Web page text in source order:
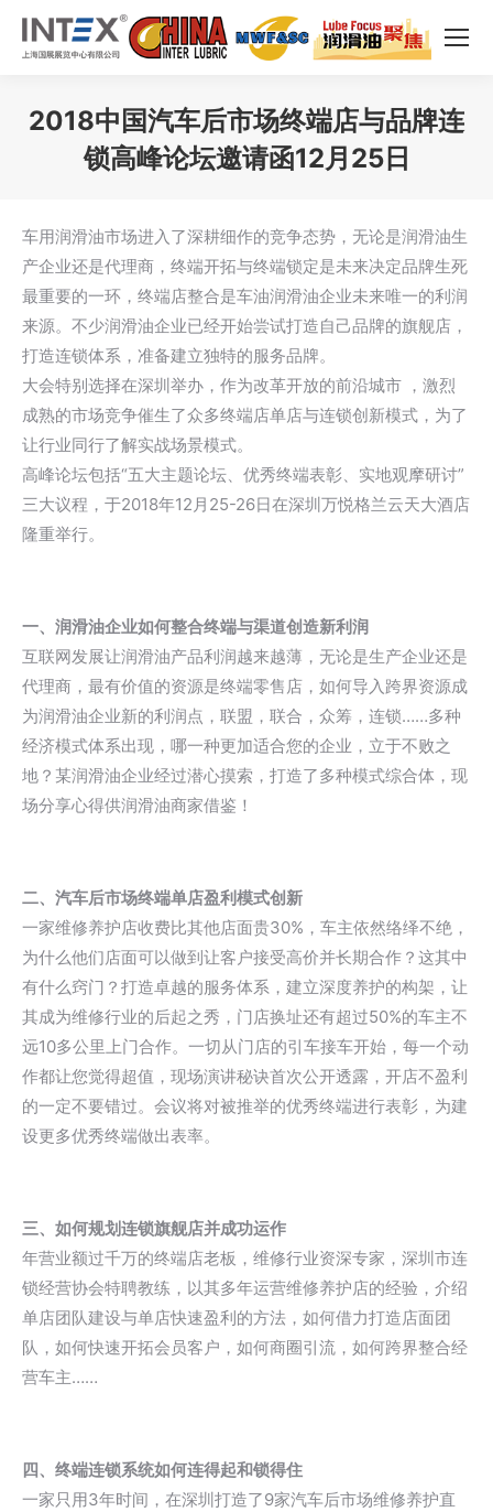
2018中国汽车后市场终端店与品牌连
锁高峰论坛邀请函12月25日
车用润滑油市场进入了深耕细作的竞争态势，无论是润滑油生
产企业还是代理商，终端开拓与终端锁定是未来决定品牌生死
最重要的一环，终端店整合是车油润滑油企业未来唯一的利润
来源。不少润滑油企业已经开始尝试打造自己品牌的旗舰店，
打造连锁体系，准备建立独特的服务品牌。
大会特别选择在深圳举办，作为改革开放的前沿城市 ，激烈
成熟的市场竞争催生了众多终端店单店与连锁创新模式，为了
让行业同行了解实战场景模式。
高峰论坛包括“五大主题论坛、优秀终端表彰、实地观摩研讨”
三大议程，于2018年12月25-26日在深圳万悦格兰云天大酒店
隆重举行。
一、润滑油企业如何整合终端与渠道创造新利润
互联网发展让润滑油产品利润越来越薄，无论是生产企业还是
代理商，最有价值的资源是终端零售店，如何导入跨界资源成
为润滑油企业新的利润点，联盟，联合，众筹，连锁……多种
经济模式体系出现，哪一种更加适合您的企业，立于不败之
地？某润滑油企业经过潜心摸索，打造了多种模式综合体，现
场分享心得供润滑油商家借鉴！
二、汽车后市场终端单店盈利模式创新
一家维修养护店收费比其他店面贵30%，车主依然络绎不绝，
为什么他们店面可以做到让客户接受高价并长期合作？这其中
有什么窍门？打造卓越的服务体系，建立深度养护的构架，让
其成为维修行业的后起之秀，门店换址还有超过50%的车主不
远10多公里上门合作。一切从门店的引车接车开始，每一个动
作都让您觉得超值，现场演讲秘诀首次公开透露，开店不盈利
的一定不要错过。会议将对被推举的优秀终端进行表彰，为建
设更多优秀终端做出表率。
三、如何规划连锁旗舰店并成功运作
年营业额过千万的终端店老板，维修行业资深专家，深圳市连
锁经营协会特聘教练，以其多年运营维修养护店的经验，介绍
单店团队建设与单店快速盈利的方法，如何借力打造店面团
队，如何快速开拓会员客户，如何商圈引流，如何跨界整合经
营车主……
四、终端连锁系统如何连得起和锁得住
一家只用3年时间，在深圳打造了9家汽车后市场维修养护直